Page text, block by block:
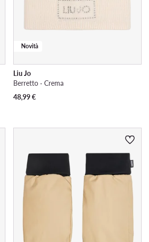
Novità
Liu Jo
Berretto · Crema
48,99€